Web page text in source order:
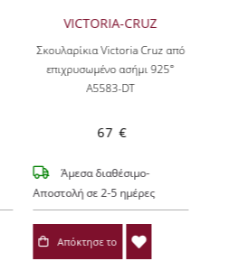
VICTORIA-CRUZ
Σκουλαρίκια Victoria Cruz από
επιχρυσωμένο ασήμι 925°
A5583-DT
67 €
Άμεσα διαθέσιμο-
Αποστολή σε 2-5 ημέρες
Απόκτησε το